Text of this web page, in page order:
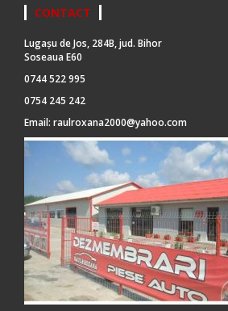
CONTACT
Lugașu de Jos, 284B, jud. Bihor
Soseaua E60
0744 522 995
0754 245 242
Email: raulroxana2000@yahoo.com